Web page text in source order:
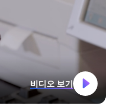
비디오 보기